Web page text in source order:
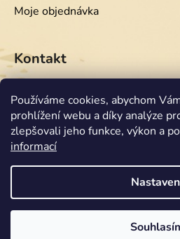
Používáme cookies, abychom
prohlížení webu a díky analýze
zlepšovali jeho funkce, výkon a
informací
Moje objednávka
Kontakt
info @equiwest.cz
+420724001554
Vytvořil